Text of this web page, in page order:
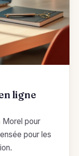
ligne
pour
pour les